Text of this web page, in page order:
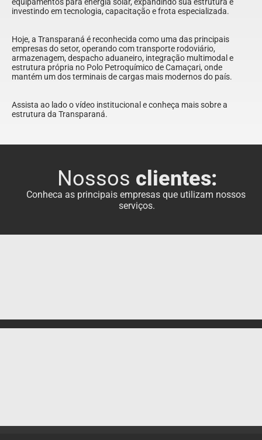
investindo em tecnologia, capacitação e frota especializada.
Hoje, a Transparaná é reconhecida como uma das principais
empresas do setor, operando com transporte rodoviário,
armazenagem, despacho aduaneiro, integração multimodal e
estrutura própria no Polo Petroquímico de Camaçari, onde
mantém um dos terminais de cargas mais modernos do país.
Assista ao lado o vídeo institucional e conheça mais sobre a
estrutura da Transparaná.
Nossos c ientes:
Conheca as principais empresas que utilizam nossos
serviços.